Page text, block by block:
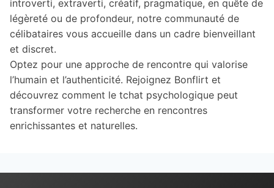
introverti, extraverti, créatif, pragmatique, en quête de
légèreté ou de profondeur, notre communauté de
célibataires vous accueille dans un cadre bienveillant
et discret.
Optez pour une approche de rencontre qui valorise
l’humain et l’authenticité. Rejoignez Bonflirt et
découvrez comment le tchat psychologique peut
transformer votre recherche en rencontres
enrichissantes et naturelles.